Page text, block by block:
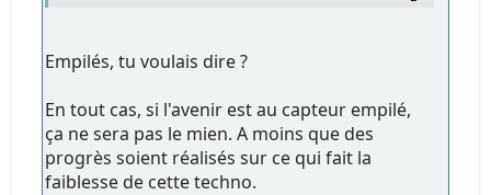
Empilés, tu voulais dire ?
En tout cas, si l'avenir est au capteur empilé,
ça ne sera pas le mien. A moins que des
progrès soient réalisés sur ce qui fait la
faiblesse de cette techno.